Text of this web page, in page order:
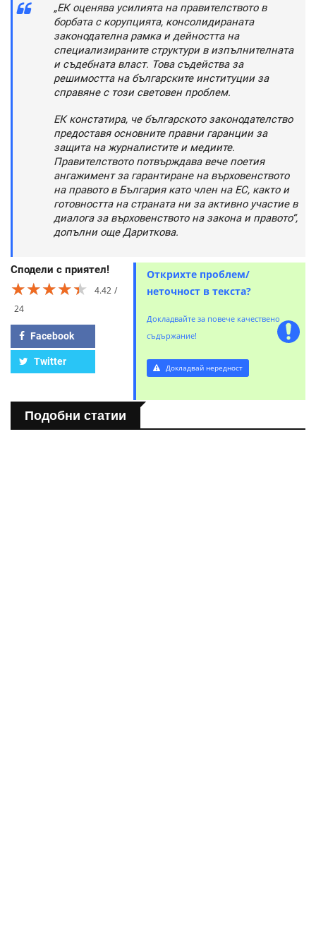
„ЕК оценява усилията на правителството в
борбата с корупцията, консолидираната
законодателна рамка и дейността на
специализираните структури в изпълнителната
и съдебната власт. Това съдейства за
решимостта на българските институции за
справяне с този световен проблем.
ЕК констатира, че българското законодателство
предоставя основните правни гаранции за
защита на журналистите и медиите.
Правителството потвърждава вече поетия
ангажимент за гарантиране на върховенството
на правото в България като член на ЕС, както и
готовността на страната ни за активно участие в
диалога за върховенството на закона и правото“,
допълни още Дариткова.
Сподели с приятел!
★★★★★
★★★★★
★★★★★
4.42
24
Facebook
Twitter
Открихте проблем/
неточност в текста?
Докладвайте за повече качествено
съдържание!
Докладвай нередност
Подобни статии